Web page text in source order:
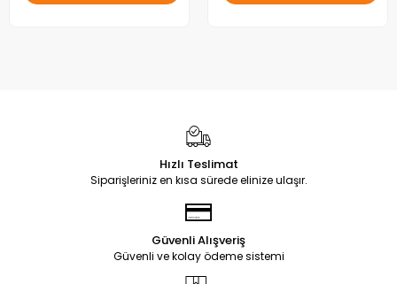
Hızlı Teslimat
Siparişleriniz en kısa sürede elinize ulaşır.
Güvenli Alışveriş
Güvenli ve kolay ödeme sistemi